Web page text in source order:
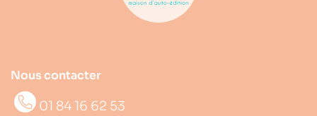
Nous contacter
01 84 16 62 53